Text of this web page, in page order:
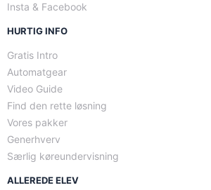
Insta & Facebook
HURTIG INFO
Gratis Intro
Automatgear
Video Guide
Find den rette løsning
Vores pakker
Generhverv
Særlig køreundervisning
ALLEREDE ELEV